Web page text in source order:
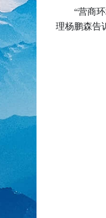
“营商
理杨鹏森告